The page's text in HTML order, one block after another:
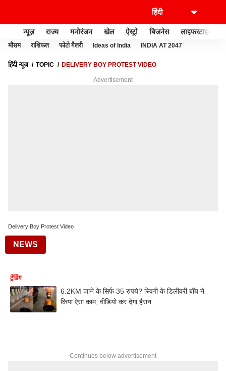
न्यूज़ राज्य मनोरंजन खेल ऐस्ट्रो बिजनेस लाइफस्टाइल
मौसम राशिफल फोटो गैलरी Ideas of India INDIA AT 2047
हिंदी न्यूज़ TOPIC DELIVERY BOY PROTEST VIDEO
Advertisement
Delivery Boy Protest Video
NEWS
ट्रेंडिंग
6.2KM जाने के सिर्फ 35 रुपये? स्विगी के डिलीवरी बॉय ने
किया ऐसा काम, वीडियो कर देगा हैरान
Continues below advertisement